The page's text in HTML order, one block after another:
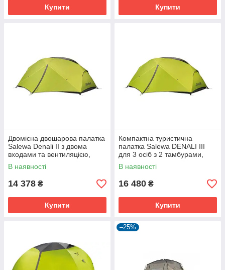
Купити Купити
Двомісна двошарова палатка
Salewa Denali II з двома
входами та вентиляцією,
зелена
В наявності
14 378 ₴
Купити
Компактна туристична
палатка Salewa DENALI III
для 3 осіб з 2 тамбурами,
зелена
В наявності
16 480 ₴
Купити
–25%